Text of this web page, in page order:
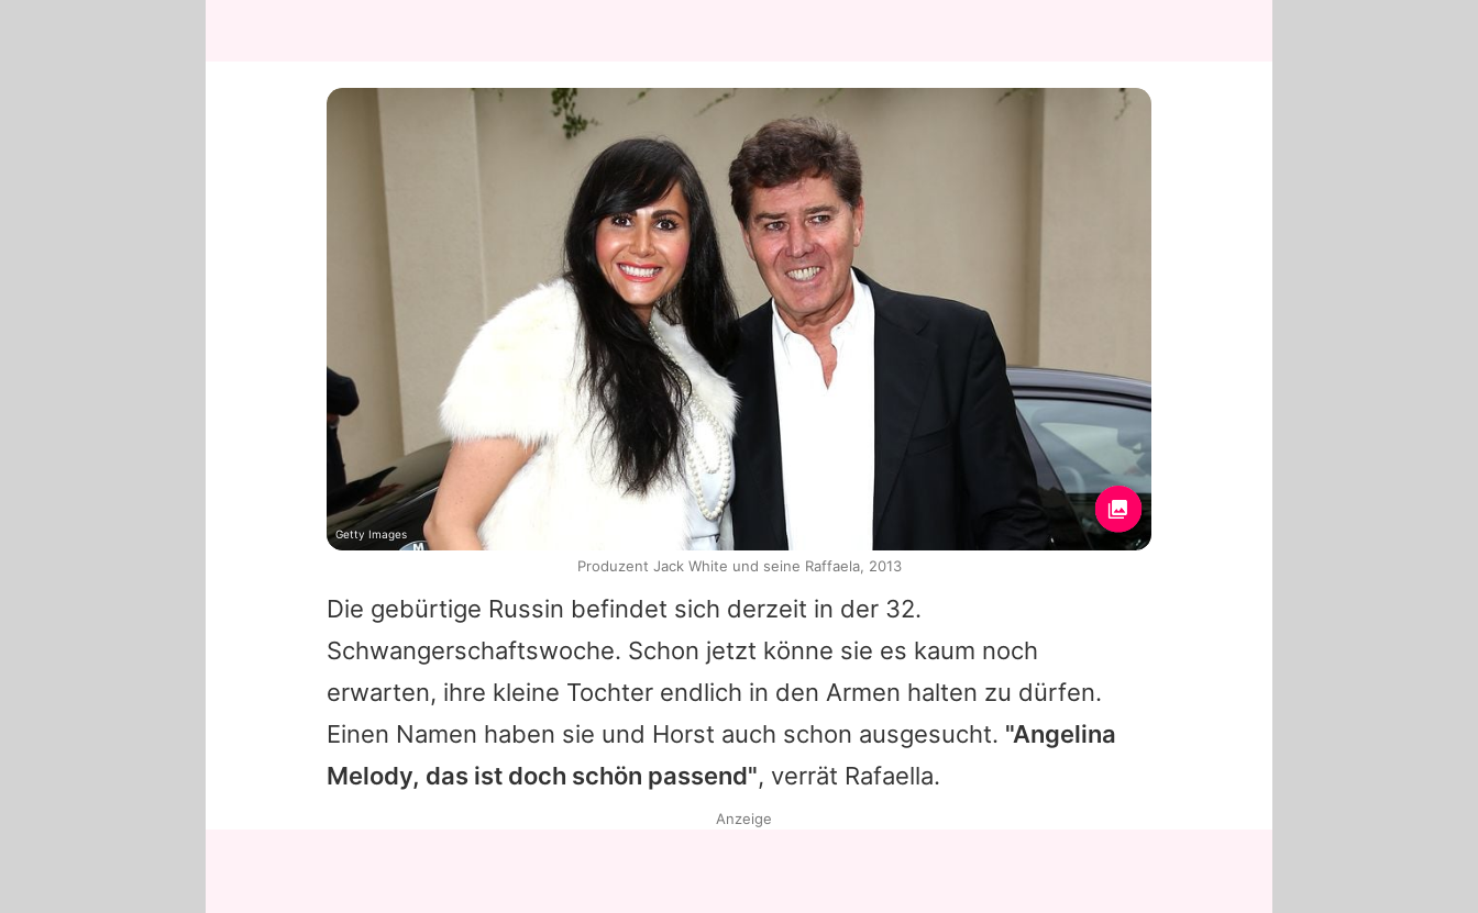
Die gebürtige Russin befindet sich derzeit in der 32.
Schwangerschaftswoche. Schon jetzt könne sie es kaum noch
erwarten, ihre kleine Tochter endlich in den Armen halten zu dürfen.
Einen Namen haben sie und Horst auch schon ausgesucht. "Angelina
Melody, das ist doch schön passend", verrät Rafaella.
Getty Images
Produzent Jack White und seine Raffaela, 2013
Anzeige